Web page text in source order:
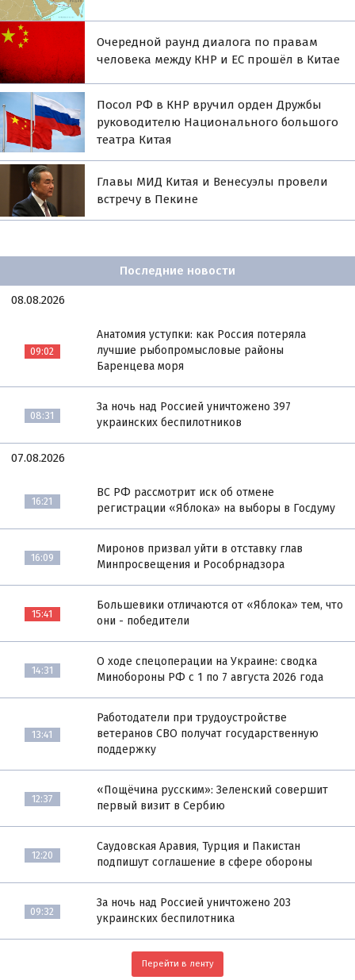
Очередной раунд диалога по правам
человека между КНР и ЕС прошёл в Китае
Посол РФ в КНР вручил орден Дружбы
руководителю Национального большого
театра Китая
Главы МИД Китая и Венесуэлы провели
встречу в Пекине
Последние новости
08.08.2026
09:02
Анатомия уступки: как Россия потеряла
лучшие рыбопромысловые районы
Баренцева моря
08:31
За ночь над Россией уничтожено 397
украинских беспилотников
07.08.2026
16:21
ВС РФ рассмотрит иск об отмене
регистрации «Яблока» на выборы в Госдуму
16:09
Миронов призвал уйти в отставку глав
Минпросвещения и Рособрнадзора
15:41
Большевики отличаются от «Яблока» тем, что
они - победители
14:31
О ходе спецоперации на Украине: сводка
Минобороны РФ с 1 по 7 августа 2026 года
13:41
Работодатели при трудоустройстве
ветеранов СВО получат государственную
поддержку
12:37
«Пощёчина русским»: Зеленский совершит
первый визит в Сербию
12:20
Саудовская Аравия, Турция и Пакистан
подпишут соглашение в сфере обороны
09:32
За ночь над Россией уничтожено 203
украинских беспилотника
Перейти в ленту